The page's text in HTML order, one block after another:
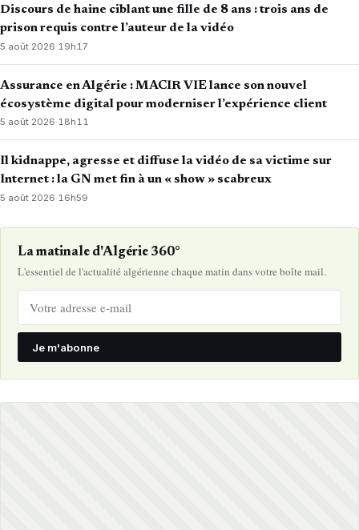
Discours de haine ciblant une fille de 8 ans : trois ans de
prison requis contre l’auteur de la vidéo
5 août 2026·19h17
Assurance en Algérie : MACIR VIE lance son nouvel
écosystème digital pour moderniser l’expérience client
5 août 2026·18h11
Il kidnappe, agresse et diffuse la vidéo de sa victime sur
Internet : la GN met fin à un « show » scabreux
5 août 2026· 16h59
La matinale d'Algérie 360°
L'essentiel de l'actualité algérienne chaque matin dans votre boîte mail.
Je m'abonne